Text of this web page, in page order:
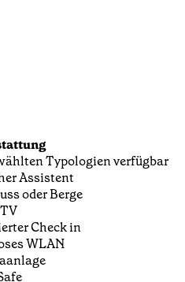
Typologien verfügbar
Assistent
oder Berge
TV
Check in
WLAN